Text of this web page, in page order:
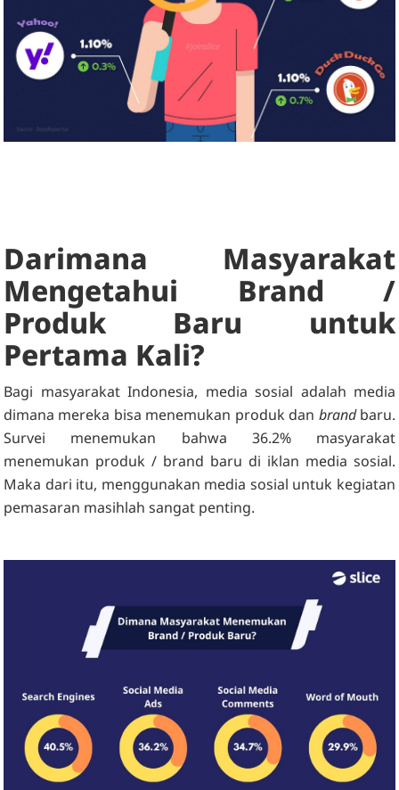
Darimana Masyarakat
Mengetahui Brand /
Produk Baru untuk
Pertama Kali?
Bagi masyarakat Indonesia, media sosial adalah media
dimana mereka bisa menemukan produk dan brandbaru.
Survei menemukan bahwa 36.2% masyarakat
menemukan produk / brand baru di iklan media sosial.
Maka dari itu, menggunakan media sosial untuk kegiatan
pemasaran masihlah sangat penting.